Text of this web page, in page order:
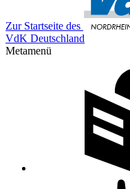
Zur Startseite des
VdK Deutschland
Metamenü